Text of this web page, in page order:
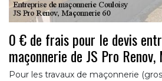
0 € de frais pour le devis
maçonnerie de JS Pro
Pour les travaux de maçonnerie